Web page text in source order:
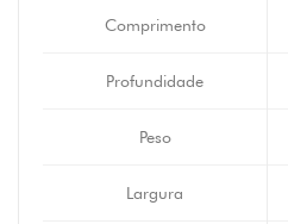
Comprimento
Profundidade
Peso
Largura